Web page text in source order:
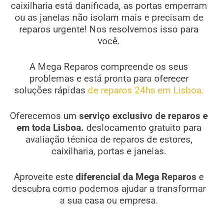
caixilharia está danificada, as portas emperram
ou as janelas não isolam mais e precisam de
reparos urgente! Nos resolvemos isso para
você.
A Mega Reparos compreende os seus
problemas e está pronta para oferecer
soluções rápidas de reparos 24hs em Lisboa.
Oferecemos um serviço exclusivo de reparos e
em toda Lisboa. deslocamento gratuito para
avaliação técnica de reparos de estores,
caixilharia, portas e janelas.
Aproveite estediferencial da Mega Reparos e
descubra como podemos ajudar a transformar
a sua casa ou empresa.